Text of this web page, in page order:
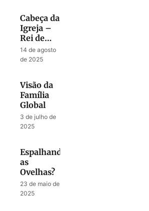
Cabeça da
Igreja –
Rei de
Israel
14 de agosto
de 2025
Visão da
Família
Global
3 de julho de
2025
Espalhando
as
Ovelhas?
23 de maio de
2025